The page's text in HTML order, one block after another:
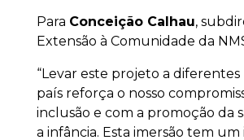
Para Conceição Calhau,
Extensão à Comunidade da
“Levar este projeto a
país reforça o nosso
inclusão e com a promoção da
a infância. Esta imersão tem um